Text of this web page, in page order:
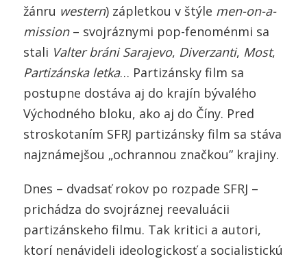
žánru western) zápletkou v štýle men-on-a-
mission– svojráznymi pop-fenoménmi sa
stali Valter bráni Sarajevo, Diverzanti, Most,
Partizánska letka… Partizánsky film sa
postupne dostáva aj do krajín bývalého
Východného bloku, ako aj do Číny. Pred
stroskotaním SFRJ partizánsky film sa stáva
najznámejšou „ochrannou značkou” krajiny.
Dnes – dvadsať rokov po rozpade SFRJ –
prichádza do svojráznej reevaluácii
partizánskeho filmu. Tak kritici a autori,
ktorí nenávideli ideologickosť a socialistickú